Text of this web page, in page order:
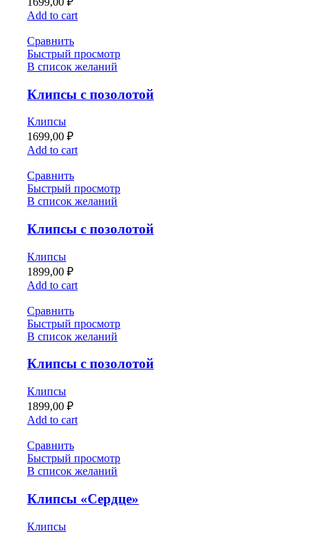
Add to cart
Сравнить
Быстрый просмотр
В список желаний
Клипсы с позолотой
Клипсы
1699,00 ₽
Add to cart
Сравнить
Быстрый просмотр
В список желаний
Клипсы с позолотой
Клипсы
1899,00 ₽
Add to cart
Сравнить
Быстрый просмотр
В список желаний
Клипсы с позолотой
Клипсы
1899,00 ₽
Add to cart
Сравнить
Быстрый просмотр
В список желаний
Клипсы «Сердце»
Клипсы